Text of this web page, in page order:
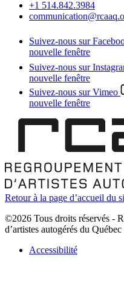
+1 514.842.3984
Suivez-nous sur
nouvelle fenêtre
Suivez-nous sur
nouvelle fenêtre
Suivez-nous sur Vimeo
nouvelle fenêtre
Retour à la page d’accueil du
©2026 Tous droits réservés -
d’artistes autogérés du Québec
Accessibilité